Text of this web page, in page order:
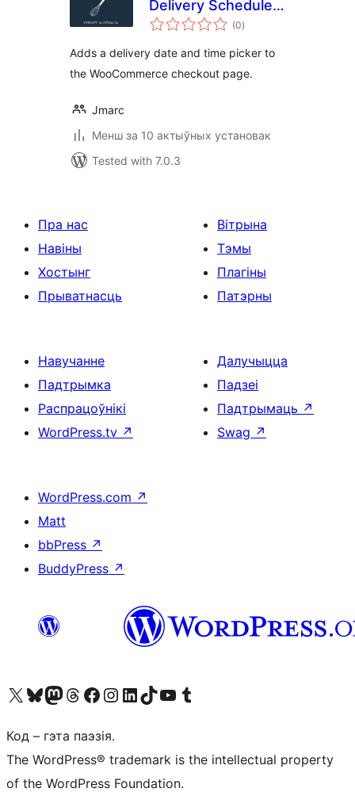
Delivery Scheduler
for WooCommerce
(0total
ratings
)
Adds a delivery date and time picker to
the WooCommerce checkout page.
Jmarc
Менш за 10 актыўных установак
Tested with 7.0.3
Пра нас
Навіны
Хостынг
Прыватнасць
Вітрына
Тэмы
Плагіны
Патэрны
Навучанне
Падтрымка
Распрацоўнікі
WordPress.tv ↗
Далучыцца
Падзеі
Падтрымаць ↗
Swag ↗
WordPress.com ↗
Matt
bbPress ↗
BuddyPress ↗
Наведайце наш акаўнт у X (былы Twitter)
Visit our Bluesky account
Visit our Mastodon account
Visit our Threads account
Наведаеце нашу старонку на Facebook
Наведайце наш Instagram
Наведайце нашу старонку ў LinkedIn
Visit our TikTok account
Наведайце наш YouTube каналVisit our Tumblr account
Код – гэта паэзія.
The WordPress® trademark is the intellectual property
of the WordPress Foundation.